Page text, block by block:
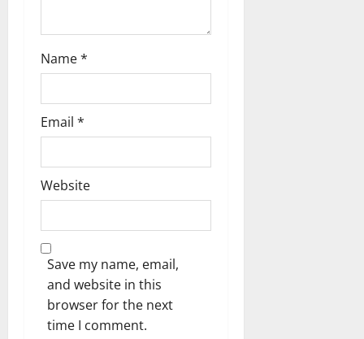
Name*
Email *
Website
Save my name, email,
and website in this
browser for the next
time I comment.